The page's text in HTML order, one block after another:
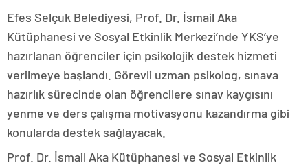
Efes Selçuk Belediyesi, Prof. Dr. İsmail Aka
Kütüphanesi ve Sosyal Etkinlik Merkezi’nde YKS’ye
hazırlanan öğrenciler için psikolojik destek hizmeti
verilmeye başlandı. Görevli uzman psikolog, sınava
hazırlık sürecinde olan öğrencilere sınav kaygısını
yenme ve ders çalışma motivasyonu kazandırma gibi
konularda destek sağlayacak.
Prof. Dr. İsmail Aka Kütüphanesi ve Sosyal Etkinlik